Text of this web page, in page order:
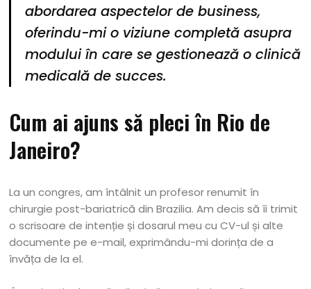
abordarea aspectelor de business,
oferindu-mi o viziune completă asupra
modului în care se gestionează o clinică
medicală de succes.
Cum ai ajuns să pleci în Rio de
Janeiro?
La un congres, am întâlnit un profesor renumit în
chirurgie post-bariatrică din Brazilia. Am decis să îi trimit
o scrisoare de intenție și dosarul meu cu CV-ul și alte
documente pe e-mail, exprimându-mi dorința de a
învăța de la el.